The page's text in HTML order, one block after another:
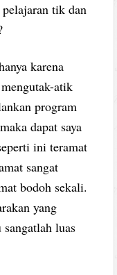
tik dan
karena
atik
program
dapat saya
ini teramat
sangat
bodoh sekali.
yang
luas